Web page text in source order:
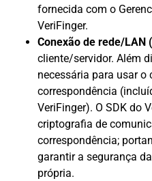
fornecida com o
VeriFinger.
Conexão de rede/LAN
cliente/servidor. Além
necessária para usar o
correspondência
VeriFinger). O SDK do
criptografia de
correspondência;
garantir a segurança
própria.